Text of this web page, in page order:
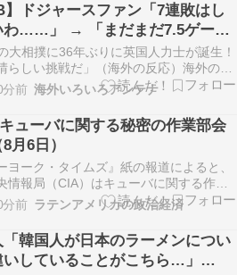
】ドジャースファン「7連敗はし
わ……」 → 「まだまだ7.5ゲーム
るんだぞ」「毎年暑い季節に負け
が増えるけど結局10月には勝って
んだよ」
大相撲に36年ぶりに英国人力士が誕生！
らしい挑戦だ」（海外の反応）海外の反
ツ⊙ 海外「日本の製菓技術はもはや芸術
してる！」外国人が驚いた日本のお菓子
とは・・・？【海外の反応】海外の反応
⊙ まだ墓石があるだけマシと見るべき
も…
分前 海外いろいろアンテナ
ューバに関する秘密の作業部会
月6日）
ヨーク・タイムズ』紙の報道によると、
情報局（CIA）はキューバに関する作業
密裏に設置し、ドナルド・トランプ大統
する経済・政治・指導体制の変革を同国
るため、より協調的なキャンペーン計画
せた。 本紙（『ラ・ホルナダ』）の締め
で…
分前 ラテンアメリカの政治経済
「韓国人が日本のラーメンについ
していることがこちら…」